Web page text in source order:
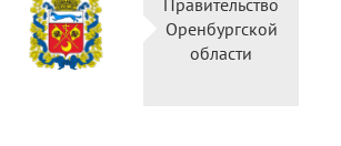
Оренбургской
области